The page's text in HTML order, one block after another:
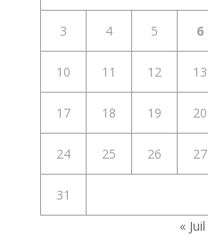
3 4 5 6
10 11 12 13
17 18 19 20
24 25 26 27
31
« Juil